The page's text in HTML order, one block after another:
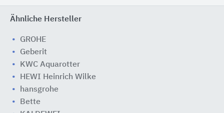
Ähnliche Hersteller
GROHE
Geberit
KWC Aquarotter
HEWI Heinrich Wilke
hansgrohe
Bette